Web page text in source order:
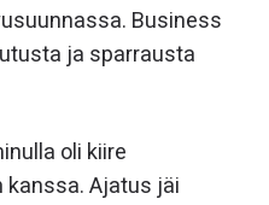
Business
ja sparrausta
oli kiire
kanssa. Ajatus jäi